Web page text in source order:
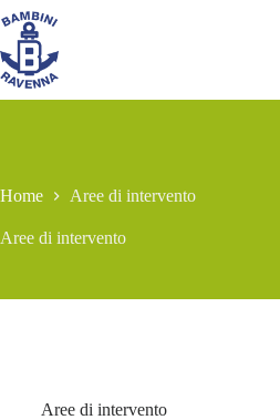
Home Aree di intervento
Aree di intervento
Aree di intervento